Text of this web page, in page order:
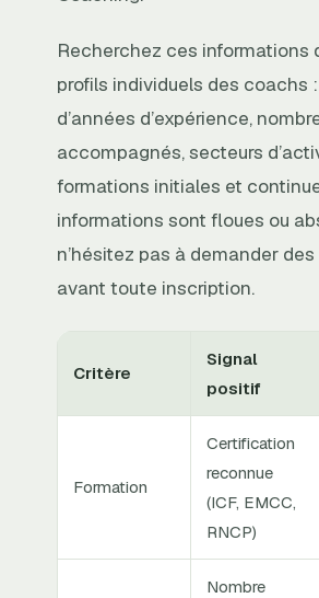
Recherchez ces informations
profils individuels des coachs
d’années d’expérience,
accompagnés, secteurs
formations initiales et
informations sont floues ou
n’hésitez pas à demander
avant toute inscription.
Critère
Signal
positif
Formation
Certification
reconnue
(ICF, EMCC,
RNCP)
Nombre